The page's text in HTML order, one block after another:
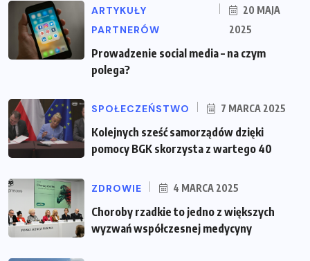
ARTYKUŁY
PARTNERÓW
20 MAJA
2025
Prowadzenie social media – na czym
polega?
SPOŁECZEŃSTWO 7 MARCA 2025
Kolejnych sześć samorządów dzięki
pomocy BGK skorzysta z wartego 40
ZDROWIE 4 MARCA 2025
Choroby rzadkie to jedno z większych
wyzwań współczesnej medycyny